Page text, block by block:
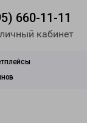
660-11-11
кабинет